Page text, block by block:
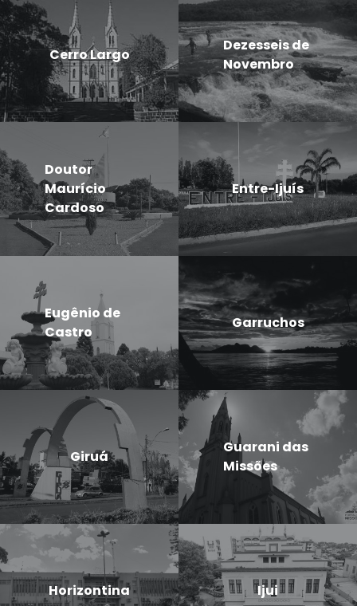
Cerro Largo
Dezesseis de
Novembro
Doutor
Maurício
Cardoso
Entre-Ijuís
Eugênio de
Castro
Garruchos
Giruá
Guarani das
Missões
Horizontina Ijui